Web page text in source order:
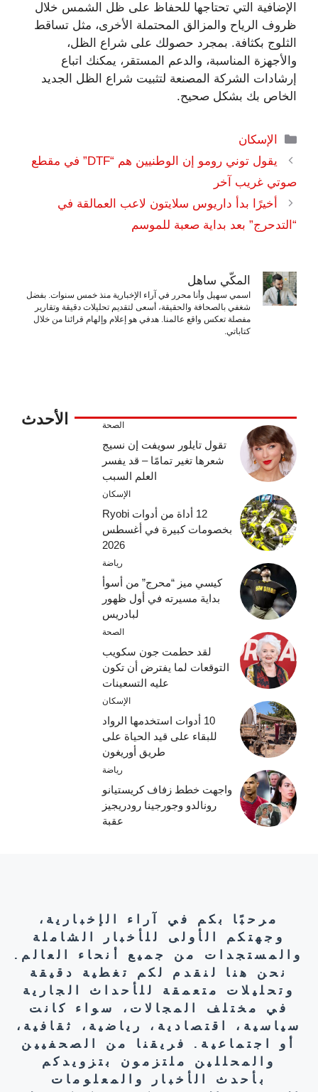
الإضافية التي تحتاجها للحفاظ على ظل الشمس خلال
ظروف الرياح والمزالق المحتملة الأخرى، مثل تساقط
الثلوج بكثافة. بمجرد حصولك على شراع الظل،
والأجهزة المناسبة، والدعم المستقر، يمكنك اتباع
إرشادات الشركة المصنعة لتثبيت شراع الظل الجديد
الخاص بك بشكل صحيح.
التصنيفات
الإسكان
يقول توني رومو إن الوطنيين هم “DTF” في مقطع
صوتي غريب آخر
أخيرًا بدأ داريوس سلايتون لاعب العمالقة في
“التدحرج” بعد بداية صعبة للموسم
المكّي ساهل
اسمي سهيل وأنا محرر في آراء الإخبارية منذ خمس سنوات. بفضل
شغفي بالصحافة والحقيقة، أسعى لتقديم تحليلات دقيقة وتقارير
مفصلة تعكس واقع عالمنا. هدفي هو إعلام وإلهام قرائنا من خلال
كتاباتي.
الأحدث الصحة
تقول تايلور سويفت إن نسيج
شعرها تغير تمامًا – قد يفسر
العلم السبب
الإسكان
12 أداة من أدوات Ryobi
بخصومات كبيرة في أغسطس
2026
رياضة
كيسي ميز “محرج” من أسوأ
بداية مسيرته في أول ظهور
لبادريس
الصحة
لقد حطمت جون سكويب
التوقعات لما يفترض أن تكون
عليه التسعينات
الإسكان
10 أدوات استخدمها الرواد
للبقاء على قيد الحياة على
طريق أوريغون
رياضة
واجهت خطط زفاف كريستيانو
رونالدو وجورجينا رودريجيز
عقبة
مرحبًا بكم في آراء الإخبارية،
وجهتكم الأولى للأخبار الشاملة
والمستجدات من جميع أنحاء العالم.
نحن هنا لنقدم لكم تغطية دقيقة
وتحليلات متعمقة للأحداث الجارية
في مختلف المجالات، سواء كانت
سياسية، اقتصادية، رياضية، ثقافية،
أو اجتماعية. فريقنا من الصحفيين
والمحللين ملتزمون بتزويدكم
بأحدث الأخبار والمعلومات